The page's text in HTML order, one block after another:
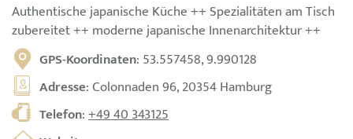
Authentische japanische Küche ++ Spezialitäten am Tisch
zubereitet ++ moderne japanische Innenarchitektur ++
GPS-Koordinaten: 53.557458, 9.990128
Adresse: Colonnaden 96, 20354 Hamburg
Telefon:+49 40 343125